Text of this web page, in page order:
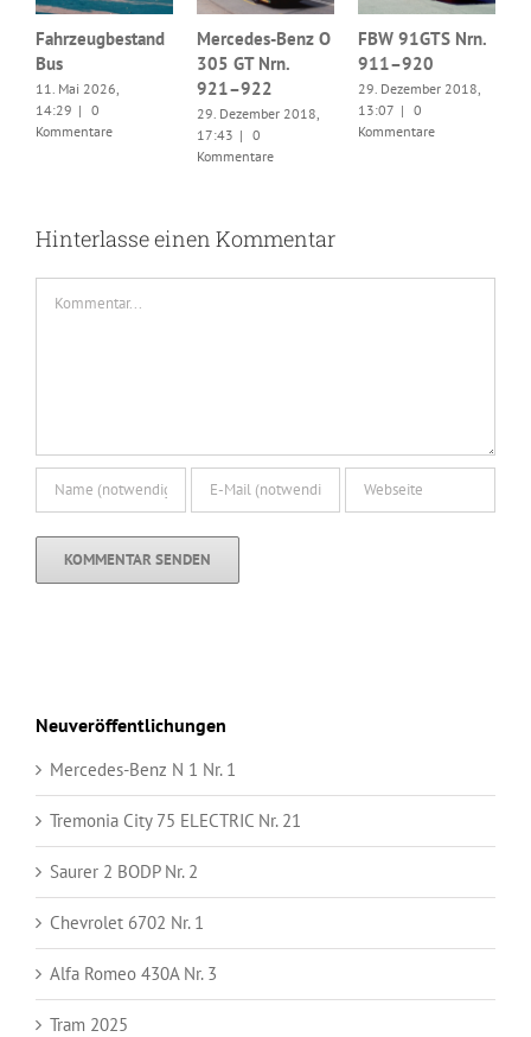
Fahrzeugbestand
Bus
11. Mai 2026,
14:29 | 0
Kommentare
Mercedes-Benz O
305 GT Nrn.
921–922
29. Dezember 2018,
17:43 | 0
Kommentare
FBW 91GTS Nrn.
911–920
29. Dezember 2018,
13:07 | 0
Kommentare
Hinterlasse einen Kommentar
Neuveröffentlichungen
Mercedes-Benz N 1 Nr. 1
Tremonia City 75 ELECTRIC Nr. 21
Saurer 2 BODP Nr. 2
Chevrolet 6702 Nr. 1
Alfa Romeo 430A Nr. 3
Tram 2025